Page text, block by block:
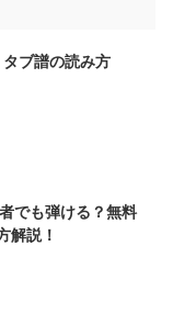
ブ譜の読み方
でも弾ける？無料
解説！